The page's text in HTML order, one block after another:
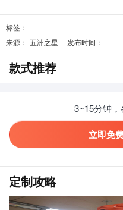
标签：
来源： 五洲之星 发布时间：
款式推荐
3~15分钟，
立即免
定制攻略